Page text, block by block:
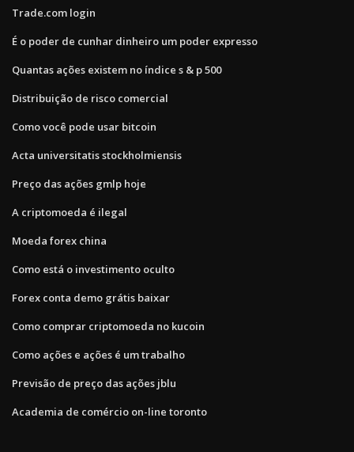
Trade.com login
É o poder de cunhar dinheiro um poder expresso
Quantas ações existem no índice s & p 500
Distribuição de risco comercial
Como você pode usar bitcoin
Acta universitatis stockholmiensis
Preço das ações gmlp hoje
A criptomoeda é ilegal
Moeda forex china
Como está o investimento oculto
Forex conta demo grátis baixar
Como comprar criptomoeda no kucoin
Como ações e ações é um trabalho
Previsão de preço das ações jblu
Academia de comércio on-line toronto